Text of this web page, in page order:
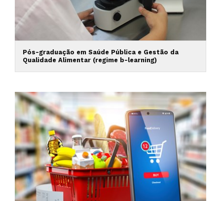
Pós-graduação em Saúde Pública e Gestão da
Qualidade Alimentar (regime b-learning)